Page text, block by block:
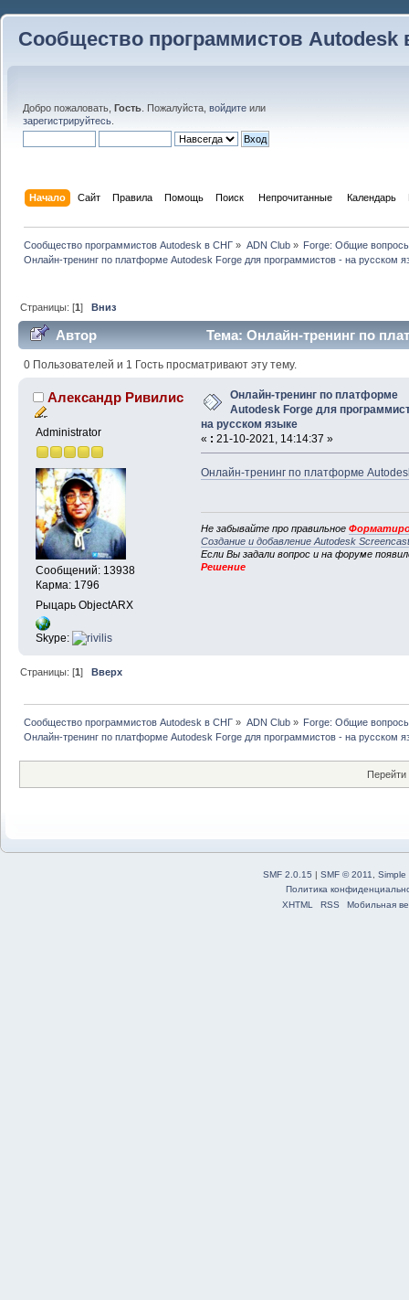
Сообщество программистов Autodesk
Добро пожаловать, Гость . Пожалуйста, войдите или
зарегистрируйтесь
Начало Сайт Правила Помощь Поиск Непрочитанные Календарь
Сообщество программистов Autodesk в СНГ » ADN Club» Forge: Общие
Онлайн-тренинг по платформе Autodesk Forge для программистов - на русском
Страницы: [1]Вниз
Автор
Тема: Онлайн-тренинг по
программистов - на русском языке (Прочитано 26287
0 Пользователей и 1 Гость просматривают эту тему.
Александр Ривилис
Administrator
Сообщений: 13938
Карма: 1796
Рыцарь ObjectARX
Skype:
Онлайн-тренинг по платформе
Autodesk Forge для
на русском языке
« : 21-10-2021, 14:14:37 »
Онлайн-тренинг по платформе
Не забывайте про правильное
Создание и добавление Autodesk
Если Вы задали вопрос и на форуме
Решение
Страницы: [1]Вверх
Сообщество программистов Autodesk в СНГ » ADN Club» Forge: Общие
Онлайн-тренинг по платформе Autodesk Forge для программистов - на русском
Перейти
SMF 2.0.15 | SMF © 2011
Simple
Политика
XHTML
RSS Мобильная